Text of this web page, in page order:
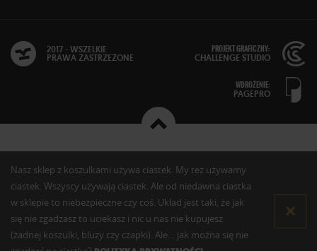
2017 - WSZELKIE
PRAWA ZASTRZEŻONE
PROJEKT GRAFICZNY:
CHALLENGE STUDIO
WDROŻENIE:
PAGEPRO
Nasz sklep z koszulkami używa ciastek. My też używamy
ciastek. Wszyscy używają ciastek. Ale od niedawna ciastka
w sklepie to niebezpieczne czy coś. Układ jest taki, że jak
się nie zgadzasz to uciekasz i nic u nas nie kupujesz
(żadnej koszulki, bluzy czy czapki). Ale… jak można się nie